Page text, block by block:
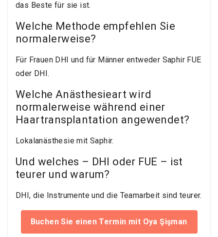
das Beste für sie ist.
Welche Methode empfehlen Sie
normalerweise?
Für Frauen DHI und für Männer entweder Saphir FUE
oder DHI.
Welche Anästhesieart wird
normalerweise während einer
Haartransplantation angewendet?
Lokalanästhesie mit Saphir.
Und welches – DHI oder FUE – ist
teurer und warum?
DHI, die Instrumente und die Teamarbeit sind teurer.
Buchen Sie einen Termin mit Oya Şişman